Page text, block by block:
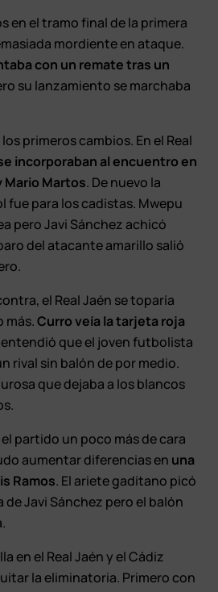
en el tramo final de la primera
mordiente en ataque.
con un remate tras un
su lanzamiento se marchaba
primeros cambios. En el Real
incorporaban al encuentro en
Martos. De nuevo la
fue para los cadistas. Mwepu
pero Javi Sánchez achicó
del atacante amarillo salió
el Real Jaén se toparía
más.Curro veía la tarjeta roja
entendió que el joven futbolista
rival sin balón de por medio.
que dejaba a los blancos
partido un poco más de cara
aumentar diferencias en una
Ramos. El ariete gaditano picó
de Javi Sánchez pero el balón
en el Real Jaén y el Cádiz
la eliminatoria. Primero con